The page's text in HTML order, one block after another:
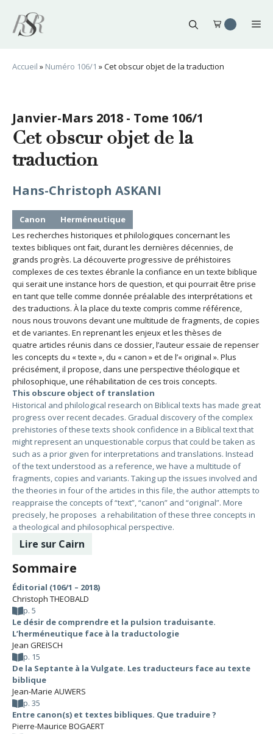
contenu
Accueil » Numéro 106/1 »Cet obscur objet de la traduction
Janvier-Mars 2018 - Tome 106/1
Cet obscur objet de la
traduction
Hans-Christoph ASKANI
Canon
Herméneutique
Les recherches historiques et philologiques concernant les
textes bibliques ont fait, durant les dernières décennies, de
grands progrès. La découverte progressive de préhistoires
complexes de ces textes ébranle la confiance en un texte biblique
qui serait une instance hors de question, et qui pourrait être prise
en tant que telle comme donnée préalable des interprétations et
des traductions. À la place du texte compris comme référence,
nous nous trouvons devant une multitude de fragments, de copies
et de variantes. En reprenant les enjeux et les thèses de
quatre articles réunis dans ce dossier, l’auteur essaie de repenser
les concepts du « texte », du « canon » et de l’« original ». Plus
précisément, il propose, dans une perspective théologique et
philosophique, une réhabilitation de ces trois concepts.
This obscure object of translation
Historical and philological research on Biblical texts has made great
progress over recent decades. Gradual discovery of the complex
prehistories of these texts shook confidence in a Biblical text that
might represent an unquestionable corpus that could be taken as
such as a prior given for interpretations and translations. Instead
of the text understood as a reference, we have a multitude of
fragments, copies and variants. Taking up the issues involved and
the theories in four of the articles in this file, the author attempts to
reappraise the concepts of “text”, “canon” and “original”. More
precisely, he proposes a rehabilitation of these three concepts in
a theological and philosophical perspective.
Lire sur Cairn
Sommaire
Éditorial (106/1 – 2018)
Christoph THEOBALD
p. 5
Le désir de comprendre et la pulsion traduisante.
L’herméneutique face à la traductologie
Jean GREISCH
p. 15
De la Septante à la Vulgate. Les traducteurs face au texte
biblique
Jean-Marie AUWERS
p. 35
Entre canon(s) et textes bibliques. Que traduire ?
Pierre-Maurice BOGAERT